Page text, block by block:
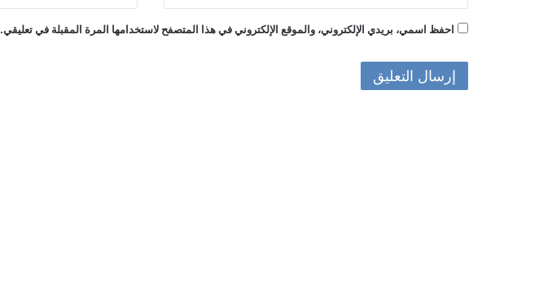
احفظ اسمي، بريدي الإلكتروني، والموقع الإلكتروني في هذا المتصفح لاستخدامها المرة المقبلة في تعليقي.